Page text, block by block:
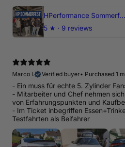
HPerformance Sommerfest 2026
5 ★ · 9 reviews
Marco I.
Verified buyer• Purchased 1
- Ein muss für echte 5. Zylinder
- Mitarbeiter und Chef nehmen
von Erfahrungspunkten und
- Im Ticket inbegriffen
Testfahrten als Beifahrer